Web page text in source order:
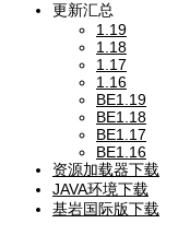
更新汇总
1.19
1.18
1.17
1.16
BE1.19
BE1.18
BE1.17
BE1.16
资源加载器下载
JAVA环境下载
基岩国际版下载